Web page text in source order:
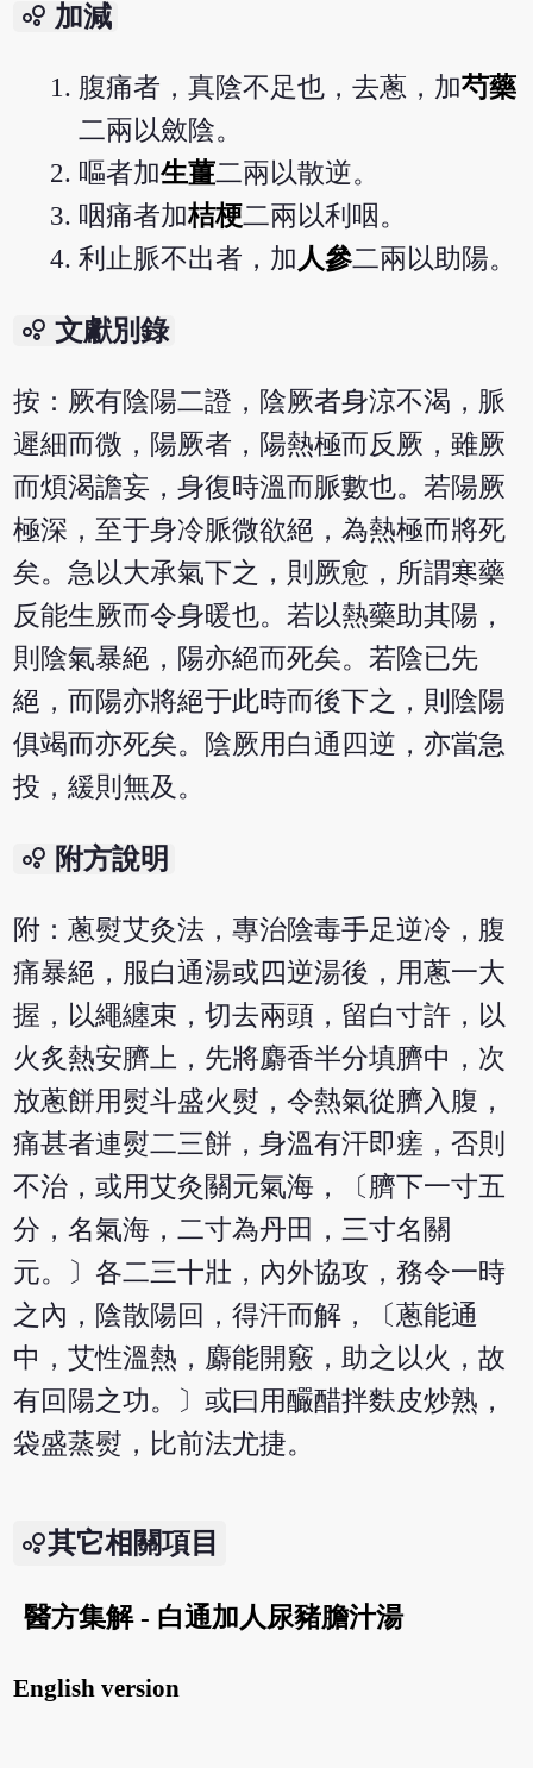
bubble_chart 加減
腹痛者，真陰不足也，去蔥，加芍藥
二兩以斂陰。
嘔者加生薑二兩以散逆。
咽痛者加桔梗二兩以利咽。
利止脈不出者，加人參二兩以助陽。
bubble_chart 文獻別錄
按：厥有陰陽二證，陰厥者身涼不渴，脈
遲細而微，陽厥者，陽熱極而反厥，雖厥
而煩渴譫妄，身復時溫而脈數也。若陽厥
極深，至于身冷脈微欲絕，為熱極而將死
矣。急以大承氣下之，則厥愈，所謂寒藥
反能生厥而令身暖也。若以熱藥助其陽，
則陰氣暴絕，陽亦絕而死矣。若陰已先
絕，而陽亦將絕于此時而後下之，則陰陽
俱竭而亦死矣。陰厥用白通四逆，亦當急
投，緩則無及。
bubble_chart 附方說明
附：蔥熨艾灸法，專治陰毒手足逆冷，腹
痛暴絕，服白通湯或四逆湯後，用蔥一大
握，以繩纏束，切去兩頭，留白寸許，以
火炙熱安臍上，先將麝香半分填臍中，次
放蔥餅用熨斗盛火熨，令熱氣從臍入腹，
痛甚者連熨二三餅，身溫有汗即瘥，否則
不治，或用艾灸關元氣海，〔臍下一寸五
分，名氣海，二寸為丹田，三寸名關
元。〕各二三十壯，內外協攻，務令一時
之內，陰散陽回，得汗而解，〔蔥能通
中，艾性溫熱，麝能開竅，助之以火，故
有回陽之功。〕或曰用釅醋拌麩皮炒熟，
袋盛蒸熨，比前法尤捷。
其它相關項目
醫方集解 - 白通加人尿豬膽汁湯
English version